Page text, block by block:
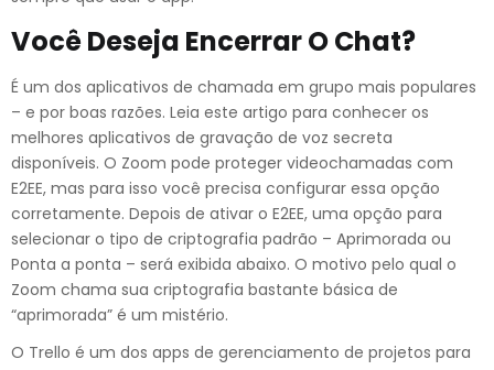
Você Deseja Encerrar O Chat?
É um dos aplicativos de chamada em grupo mais populares
– e por boas razões. Leia este artigo para conhecer os
melhores aplicativos de gravação de voz secreta
disponíveis. O Zoom pode proteger videochamadas com
E2EE, mas para isso você precisa configurar essa opção
corretamente. Depois de ativar o E2EE, uma opção para
selecionar o tipo de criptografia padrão – Aprimorada ou
Ponta a ponta – será exibida abaixo. O motivo pelo qual o
Zoom chama sua criptografia bastante básica de
“aprimorada” é um mistério.
O Trello é um dos apps de gerenciamento de projetos para